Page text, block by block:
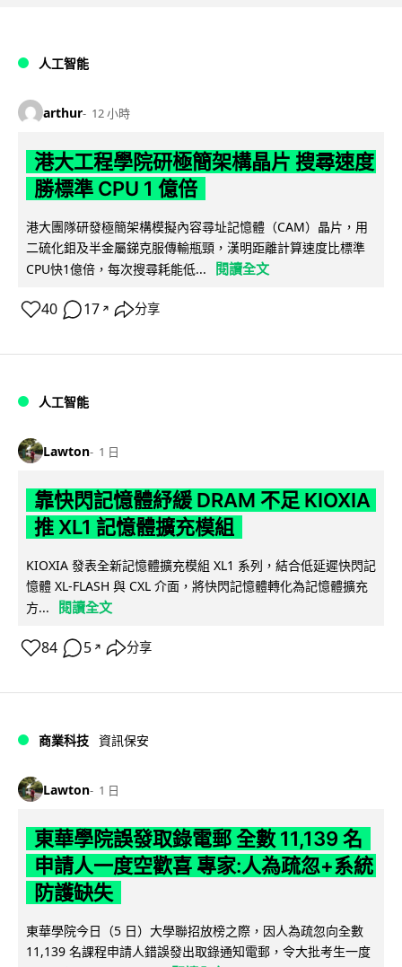
人工智能
arthur 12 小時
港大工程學院研極簡架構晶片 搜尋速度
勝標準 CPU 1 億倍
港大團隊研發極簡架構模擬內容尋址記憶體（CAM）晶片，用
二硫化鉬及半金屬銻克服傳輸瓶頸，漢明距離計算速度比標準
CPU快1億倍，每次搜尋耗能低...
閱讀全文
40 17 ↗ 分享
人工智能
Lawton 1 日
靠快閃記憶體紓緩 DRAM 不足 KIOXIA
推 XL1 記憶體擴充模組
KIOXIA 發表全新記憶體擴充模組 XL1 系列，結合低延遲快閃記
憶體 XL-FLASH 與 CXL 介面，將快閃記憶體轉化為記憶體擴充
方...
閱讀全文
84 5 ↗ 分享
商業科技 資訊保安
Lawton 1 日
東華學院誤發取錄電郵 全數 11,139 名
申請人一度空歡喜 專家:人為疏忽+系統
防護缺失
東華學院今日（5 日）大學聯招放榜之際，因人為疏忽向全數
11,139 名課程申請人錯誤發出取錄通知電郵，令大批考生一度